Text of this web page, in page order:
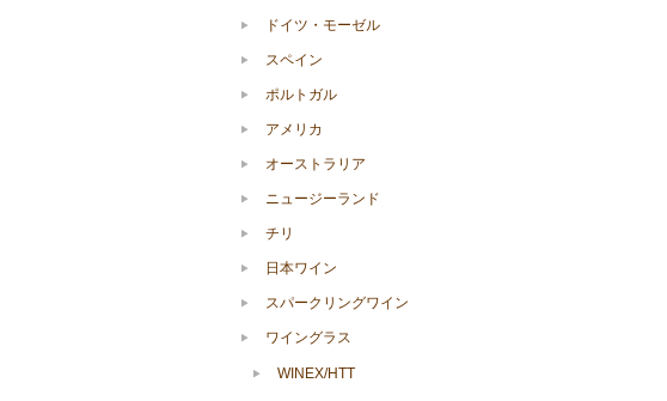
ドイツ・モーゼル
スペイン
ポルトガル
アメリカ
オーストラリア
ニュージーランド
チリ
日本ワイン
スパークリングワイン
ワイングラス
WINEX/HTT